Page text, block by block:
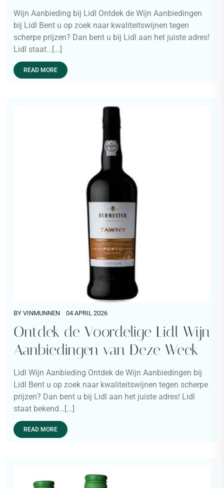
Wijn Aanbieding bij Lidl Ontdek de Wijn Aanbiedingen
bij Lidl Bent u op zoek naar kwaliteitswijnen tegen
scherpe prijzen? Dan bent u bij Lidl aan het juiste adres!
Lidl staat…[...]
READ MORE
BY VINMUNNEN 04 APRIL 2026
Ontdek de Voordelige Lidl Wijn
Aanbiedingen van Deze Week
Lidl Wijn Aanbieding Ontdek de Wijn Aanbiedingen bij
Lidl Bent u op zoek naar kwaliteitswijnen tegen scherpe
prijzen? Dan bent u bij Lidl aan het juiste adres! Lidl
staat bekend…[...]
READ MORE